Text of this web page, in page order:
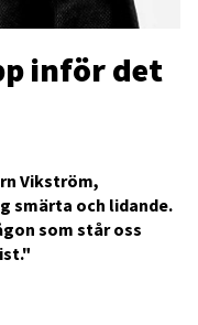
inför det
Vikström,
smärta och lidande.
som står oss